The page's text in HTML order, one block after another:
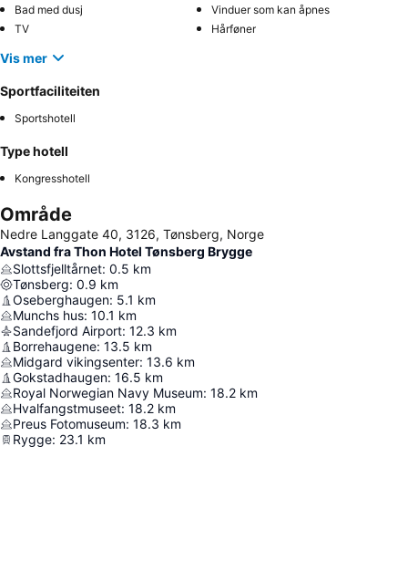
Bad med dusj
Vinduer som kan åpnes
TV
Hårføner
Vis mer
Sportfaciliteiten
Sportshotell
Type hotell
Kongresshotell
Område
Nedre Langgate 40, 3126, Tønsberg, Norge
Avstand fra Thon Hotel Tønsberg Brygge
Slottsfjelltårnet: 0.5 km
Tønsberg: 0.9 km
Oseberghaugen: 5.1 km
Munchs hus: 10.1 km
Sandefjord Airport: 12.3 km
Borrehaugene: 13.5 km
Midgard vikingsenter: 13.6 km
Gokstadhaugen: 16.5 km
Royal Norwegian Navy Museum: 18.2 km
Hvalfangstmuseet: 18.2 km
Preus Fotomuseum: 18.3 km
Rygge: 23.1 km